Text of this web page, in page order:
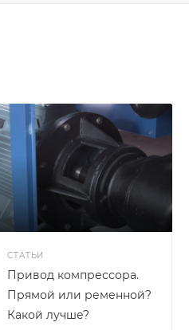
СТАТЬИ
Привод компрессора.
Прямой или ременной?
Какой лучше?